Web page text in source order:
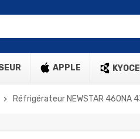
APPLE
chevron_right Réfrigérateur NEWSTAR 460NA